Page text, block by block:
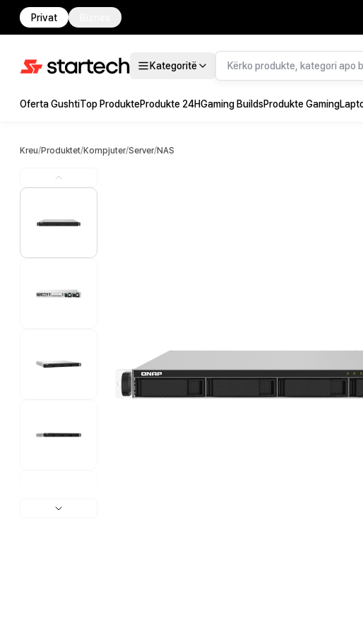
Privat
Kategoritë
Oferta GushtiTop ProdukteProdukte 24HGaming BuildsProdukte Gaming
Kreu/Produktet/Kompjuter/Server/NAS